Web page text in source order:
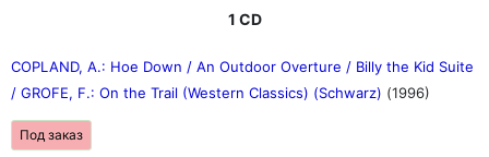
1 CD
COPLAND, A.: Hoe Down / An Outdoor Overture / Billy the Kid Suite
/ GROFE, F.: On the Trail (Western Classics) (Schwarz) (1996)
Под заказ